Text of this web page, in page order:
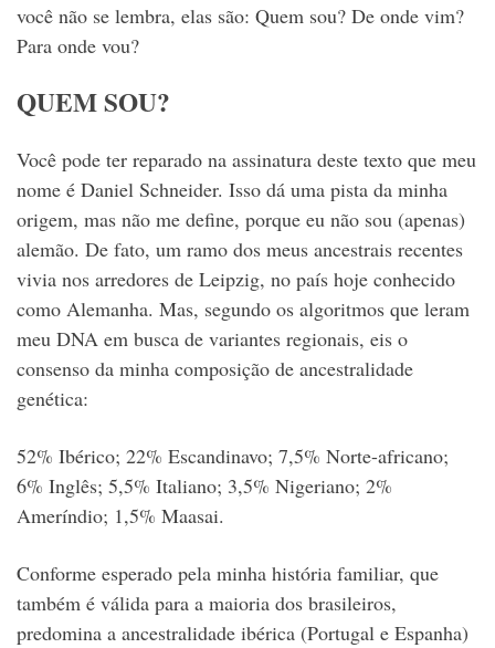
você não se lembra, elas são: Quem sou? De onde vim?
Para onde vou?
QUEM SOU?
Você pode ter reparado na assinatura deste texto que meu
nome é Daniel Schneider. Isso dá uma pista da minha
origem, mas não me define, porque eu não sou (apenas)
alemão. De fato, um ramo dos meus ancestrais recentes
vivia nos arredores de Leipzig, no país hoje conhecido
como Alemanha. Mas, segundo os algoritmos que leram
meu DNA em busca de variantes regionais, eis o
consenso da minha composição de ancestralidade
genética:
52% Ibérico; 22% Escandinavo; 7,5% Norte-africano;
6% Inglês; 5,5% Italiano; 3,5% Nigeriano; 2%
Ameríndio; 1,5% Maasai.
Conforme esperado pela minha história familiar, que
também é válida para a maioria dos brasileiros,
predomina a ancestralidade ibérica (Portugal e Espanha)